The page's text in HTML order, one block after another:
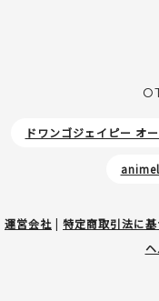
ドワンゴジェイピー オ
運営会社 | 特定商取引法に